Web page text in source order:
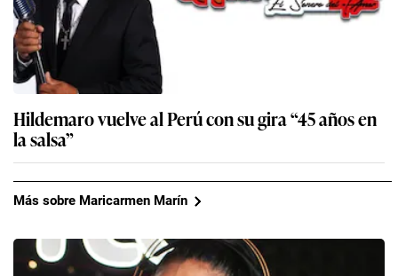
Hildemaro vuelve al Perú con su gira “45 años en
la salsa”
Más sobre Maricarmen Marín